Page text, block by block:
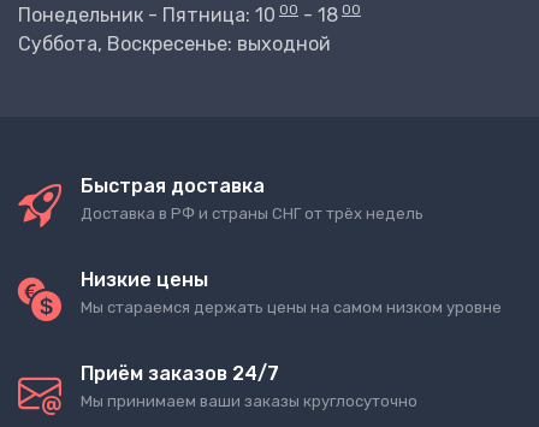
Понедельник - Пятница: 10 00 - 18 00
Суббота, Воскресенье: выходной
Быстрая доставка
Доставка в РФ и страны СНГ от трёх недель
Низкие цены
Мы стараемся держать цены на самом низком уровне
Приём заказов 24/7
Мы принимаем ваши заказы круглосуточно